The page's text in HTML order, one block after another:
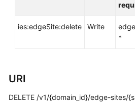
White
Papers
ies:edgeSite:delete Write
*
URI
DELETE /v1/{domain_id}/edge-sites/